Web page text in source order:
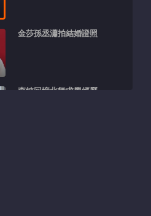
金莎孫丞瀟拍結婚證照
李純回憶北舞求學經歷